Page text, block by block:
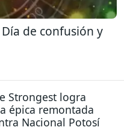
de confusión y
Strongest logra
épica remontada
Nacional Potosí